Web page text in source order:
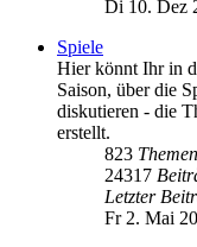
Di 10. Dez
Spiele
Hier könnt Ihr in
Saison, über die
diskutieren - die
erstellt.
823 Themen
24317
Letzter
Fr 2. Mai